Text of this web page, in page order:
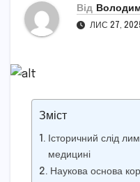
Від
ЛИС 27,
Зміст
Історичний слід
медицині
Наукова основа